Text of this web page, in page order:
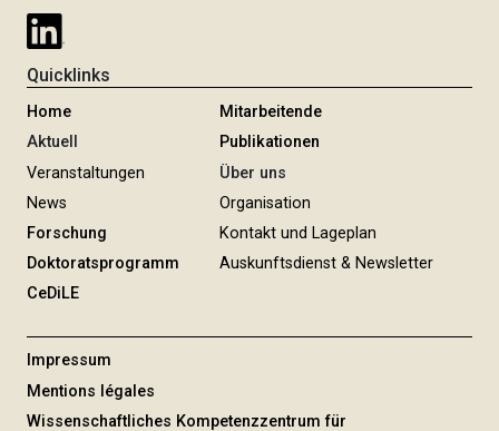
Quicklinks
Home
Aktuell
Veranstaltungen
News
Forschung
Doktoratsprogramm
CeDiLE
Mitarbeitende
Publikationen
Über uns
Organisation
Kontakt und Lageplan
Auskunftsdienst & Newsletter
Impressum
Mentions légales
Wissenschaftliches Kompetenzzentrum für